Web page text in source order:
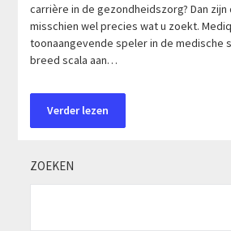
carrière in de gezondheidszorg? Dan
misschien wel precies wat u zoekt.
toonaangevende speler in de medische
breed scala aan…
Verder lezen
ZOEKEN